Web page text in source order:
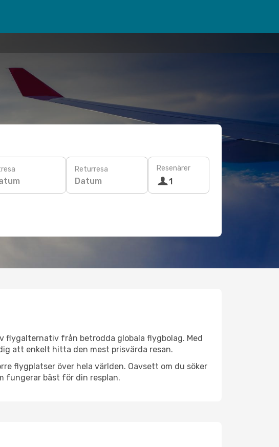
Returresa
Datum
Resenärer
1
flygalternativ från betrodda globala flygbolag. Med
att enkelt hitta den mest prisvärda resan.
flygplatser över hela världen. Oavsett om du söker
fungerar bäst för din resplan.